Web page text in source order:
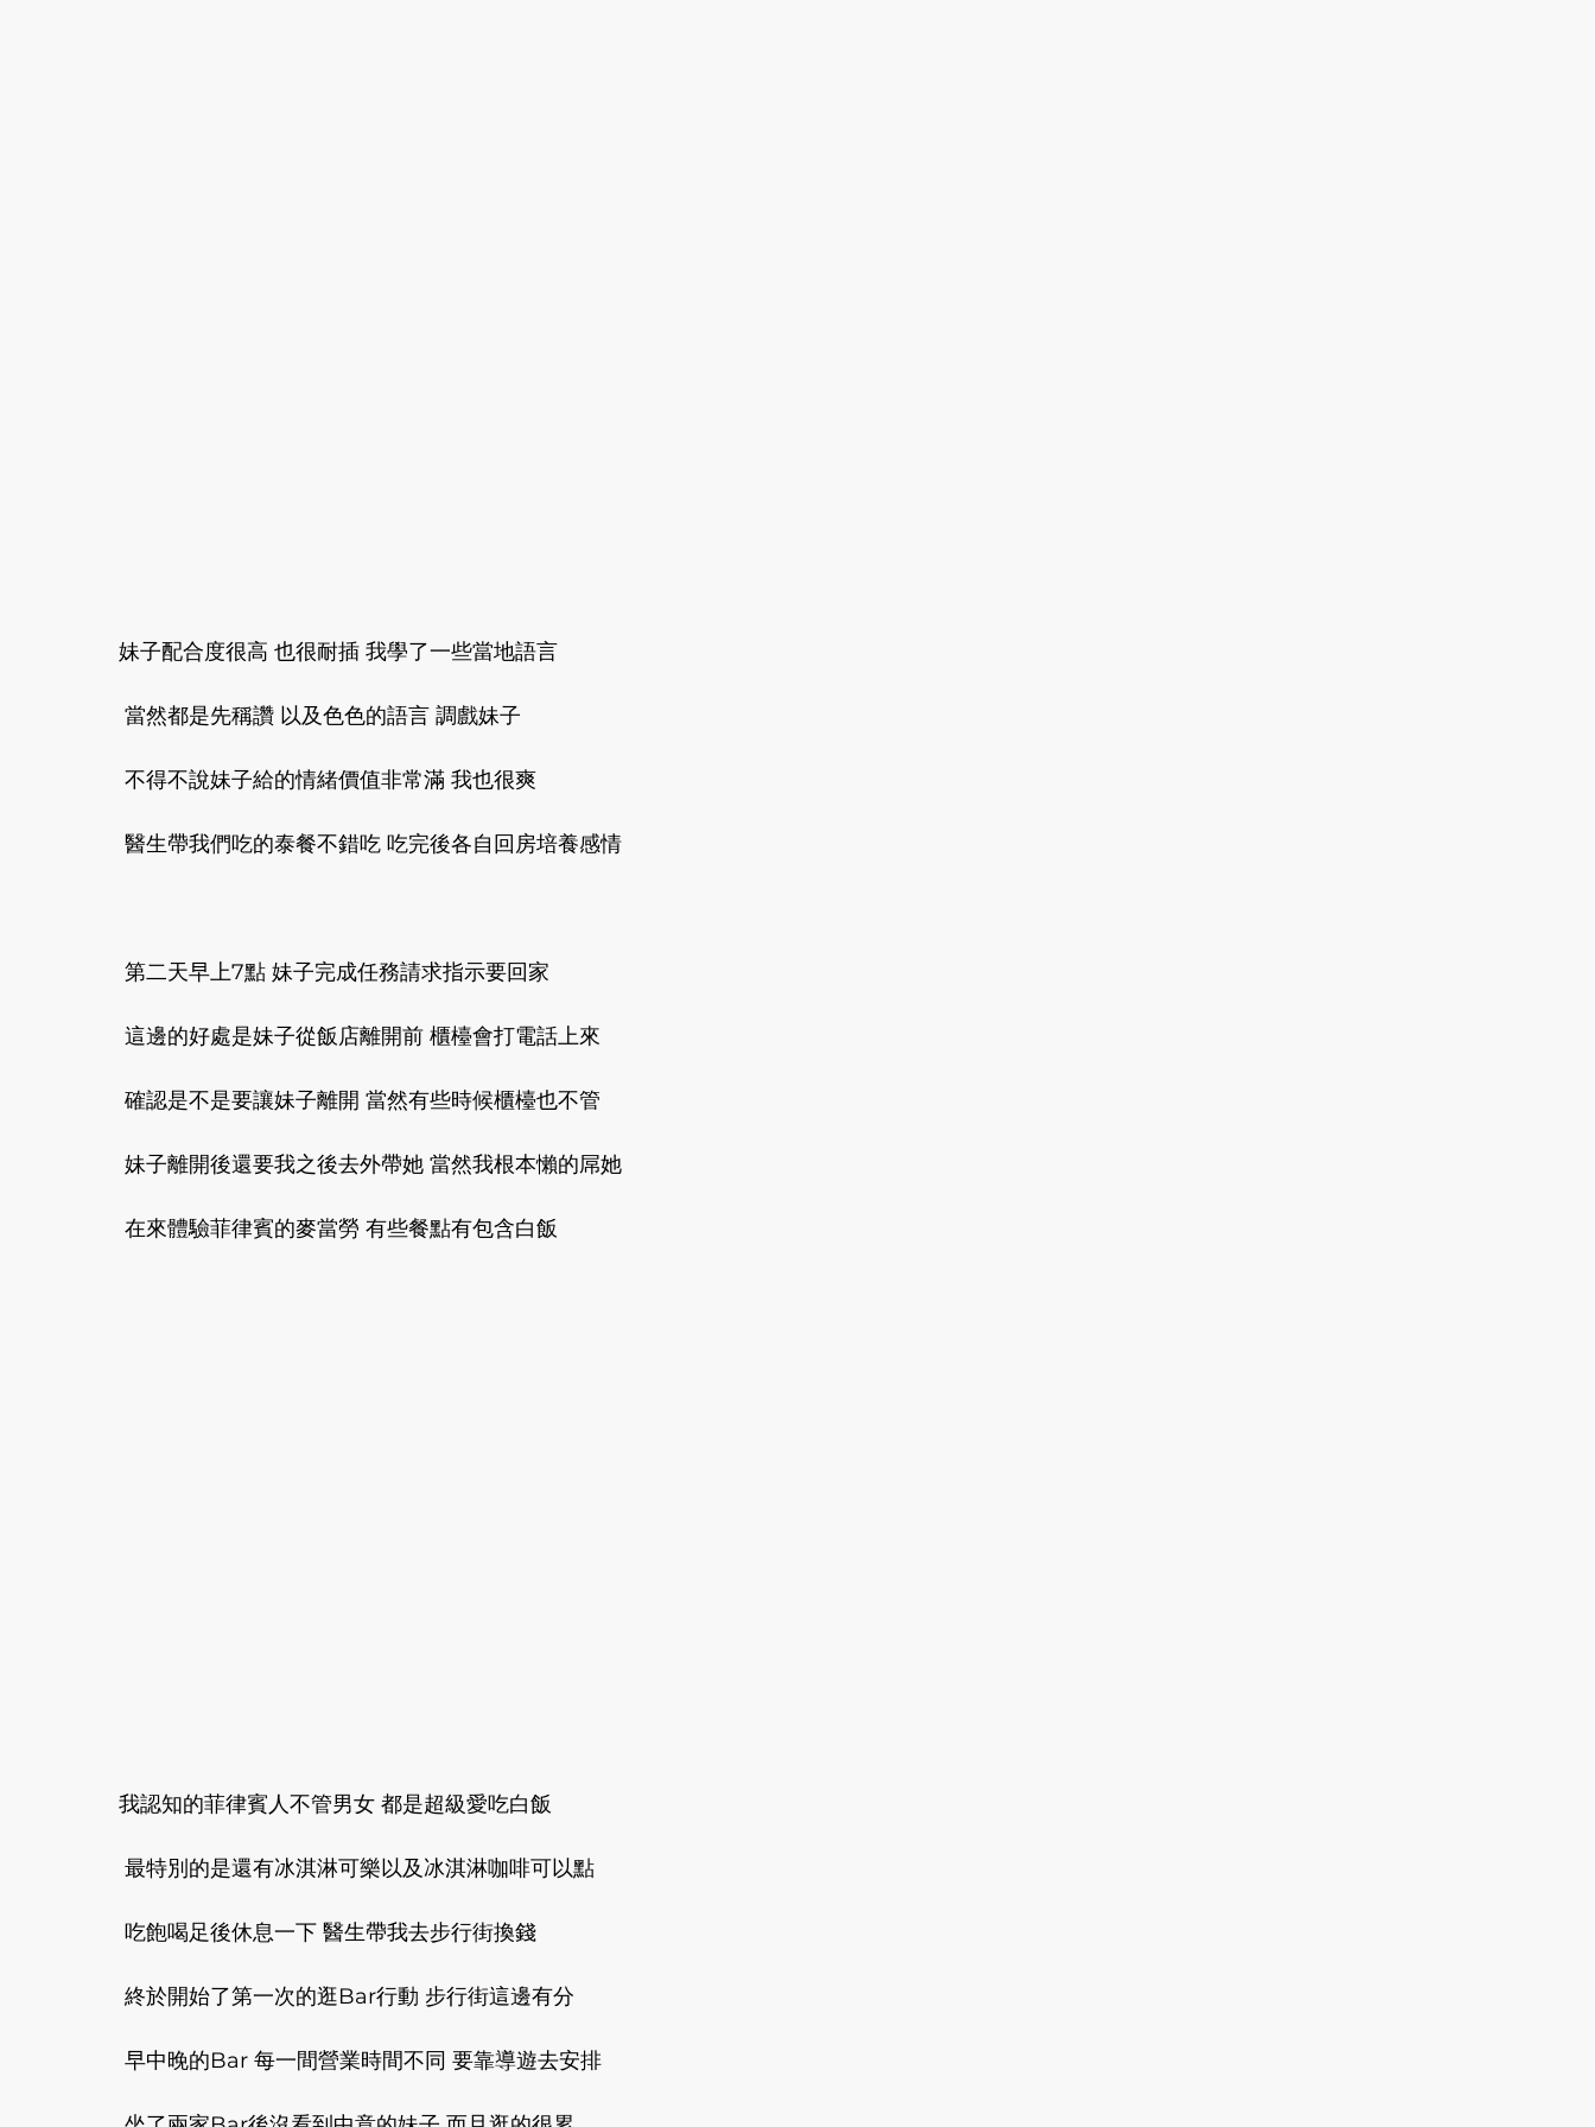
妹子配合度很高 也很耐插 我學了一些當地語言
當然都是先稱讚 以及色色的語言 調戲妹子
不得不說妹子給的情緒價值非常滿 我也很爽
醫生帶我們吃的泰餐不錯吃 吃完後各自回房培養感情
第二天早上7點 妹子完成任務請求指示要回家
這邊的好處是妹子從飯店離開前 櫃檯會打電話上來
確認是不是要讓妹子離開 當然有些時候櫃檯也不管
妹子離開後還要我之後去外帶她 當然我根本懶的屌她
在來體驗菲律賓的麥當勞 有些餐點有包含白飯
我認知的菲律賓人不管男女 都是超級愛吃白飯
最特別的是還有冰淇淋可樂以及冰淇淋咖啡可以點
吃飽喝足後休息一下 醫生帶我去步行街換錢
終於開始了第一次的逛Bar行動 步行街這邊有分
早中晚的Bar 每一間營業時間不同 要靠導遊去安排